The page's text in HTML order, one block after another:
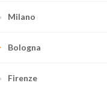
Milano
Bologna
Firenze